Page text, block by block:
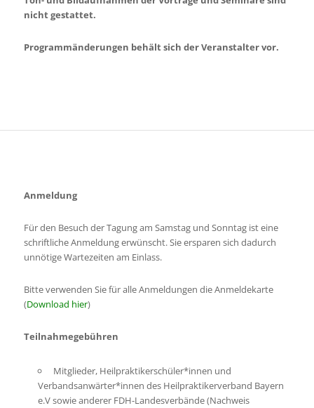
nicht gestattet.
Programmänderungen behält sich der Veranstalter vor.
Anmeldung
Für den Besuch der Tagung am Samstag und Sonntag ist eine
schriftliche Anmeldung erwünscht. Sie ersparen sich dadurch
unnötige Wartezeiten am Einlass.
Bitte verwenden Sie für alle Anmeldungen die Anmeldekarte
(Download hier)
Teilnahmegebühren
Mitglieder, Heilpraktikerschüler*innen und
Verbandsanwärter*innen des Heilpraktikerverband Bayern
e.V sowie anderer FDH-Landesverbände (Nachweis